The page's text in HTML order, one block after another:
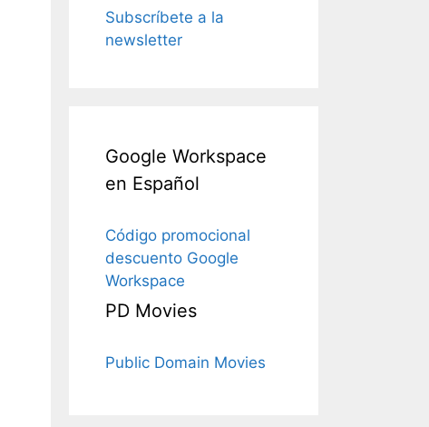
Subscríbete a la
newsletter
Google Workspace
en Español
Código promocional
descuento Google
Workspace
PD Movies
Public Domain Movies